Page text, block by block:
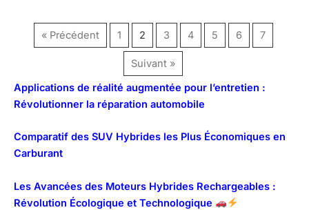
« Précédent 1 2 3 4 5 6 7
Suivant »
Applications de réalité augmentée pour l’entretien :
Révolutionner la réparation automobile
Comparatif des SUV Hybrides les Plus Économiques en
Carburant
Les Avancées des Moteurs Hybrides Rechargeables :
Révolution Écologique et Technologique